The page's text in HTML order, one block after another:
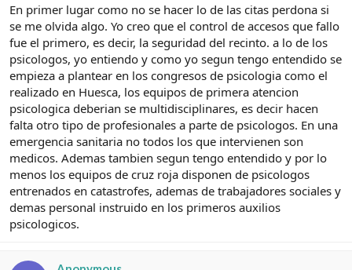
En primer lugar como no se hacer lo de las citas perdona si
se me olvida algo. Yo creo que el control de accesos que fallo
fue el primero, es decir, la seguridad del recinto. a lo de los
psicologos, yo entiendo y como yo segun tengo entendido se
empieza a plantear en los congresos de psicologia como el
realizado en Huesca, los equipos de primera atencion
psicologica deberian se multidisciplinares, es decir hacen
falta otro tipo de profesionales a parte de psicologos. En una
emergencia sanitaria no todos los que intervienen son
medicos. Ademas tambien segun tengo entendido y por lo
menos los equipos de cruz roja disponen de psicologos
entrenados en catastrofes, ademas de trabajadores sociales y
demas personal instruido en los primeros auxilios
psicologicos.